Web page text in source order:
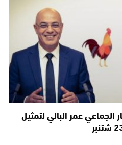
الجماعي عمر البالي لتمثيل